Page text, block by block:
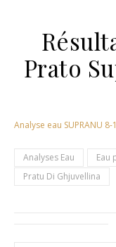
Prato
Analyse eau SUPRANU
Analyses Eau Eau
Pratu Di Ghjuvellina